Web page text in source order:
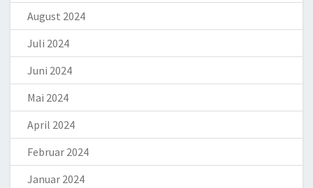
August 2024
Juli 2024
Juni 2024
Mai 2024
April 2024
Februar 2024
Januar 2024